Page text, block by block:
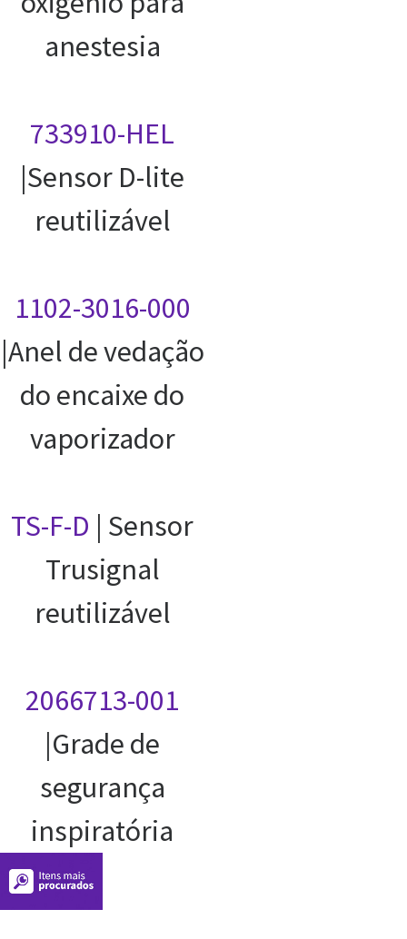
anestesia
733910-HEL
|Sensor D-lite
reutilizável
1102-3016-000
|Anel de vedação
do encaixe do
vaporizador
TS-F-D | Sensor
Trusignal
reutilizável
2066713-001
|Grade de
segurança
inspiratória